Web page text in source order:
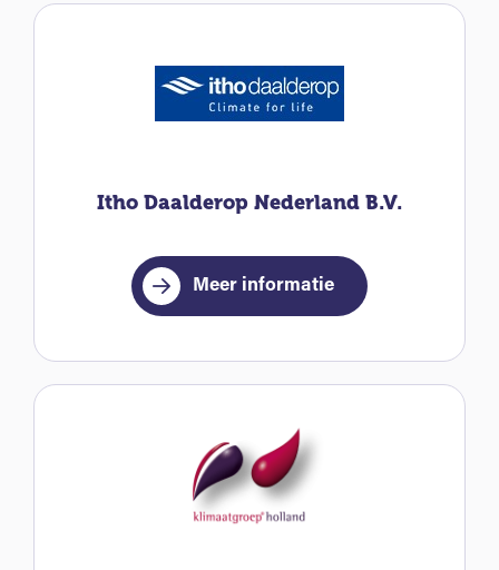
Itho Daalderop Nederland B.V.
Meer informatie